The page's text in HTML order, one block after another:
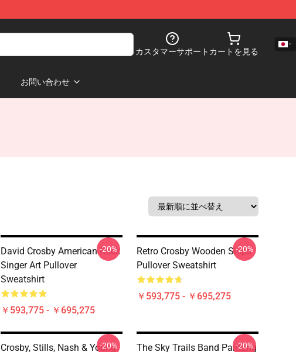
カスタマーサポート カートを見る
お問い合わせ
David Crosby American Rock
Singer Art Pullover
Sweatshirt
￥593,775 - ￥695,275
-20%
Retro Crosby Wooden Ships
Pullover Sweatshirt
￥593,775 - ￥695,275
-20%
Crosby, Stills, Nash & Young
-20%
The Sky Trails Band Pantang
-20%